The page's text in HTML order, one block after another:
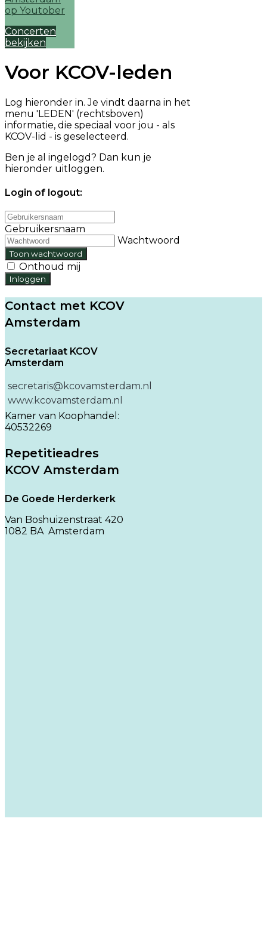
Concerten
bekijken
Voor KCOV-leden
Log hieronder in. Je vindt daarna in het
menu 'LEDEN' (rechtsboven)
informatie, die speciaal voor jou - als
KCOV-lid - is geselecteerd.
Ben je al ingelogd? Dan kun je
hieronder uitloggen.
Login of logout:
Gebruikersnaam
Wachtwoord
Toon wachtwoord
Onthoud mij
Inloggen
Contact met KCOV
Amsterdam
Secretariaat KCOV
Amsterdam
secretaris@kcovamsterdam.nl
www.kcovamsterdam.nl
Kamer van Koophandel:
40532269
Repetitieadres
KCOV Amsterdam
De Goede Herderkerk
Van Boshuizenstraat 420
1082 BA Amsterdam